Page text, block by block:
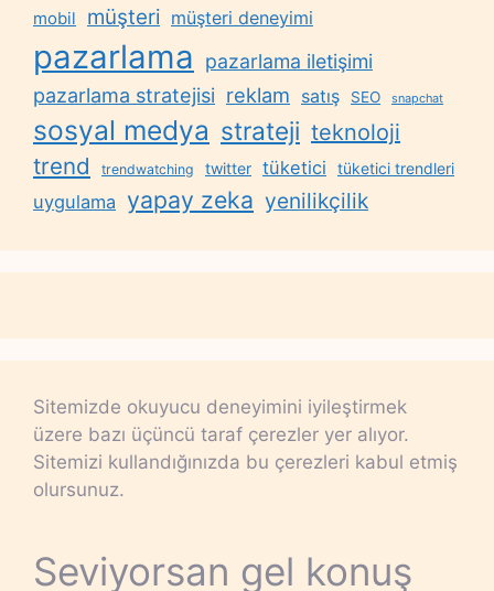
mobil müşteri müşteri deneyimi
pazarlama
pazarlama iletişimi
pazarlama stratejisi reklam satış SEO snapchat
sosyal medya strateji teknoloji
trend trendwatching twitter tüketici tüketici trendleri
uygulama yapay zeka yenilikçilik
Sitemizde okuyucu deneyimini iyileştirmek
üzere bazı üçüncü taraf çerezler yer alıyor.
Sitemizi kullandığınızda bu çerezleri kabul etmiş
olursunuz.
Seviyorsan gel konuş